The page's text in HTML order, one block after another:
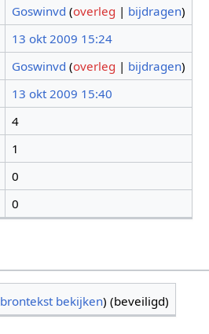
Goswinvd (overleg | bijdragen)
13 okt 2009 15:24
Goswinvd (overleg | bijdragen)
13 okt 2009 15:40
4
1
0
0
brontekst bekijken) (beveiligd)